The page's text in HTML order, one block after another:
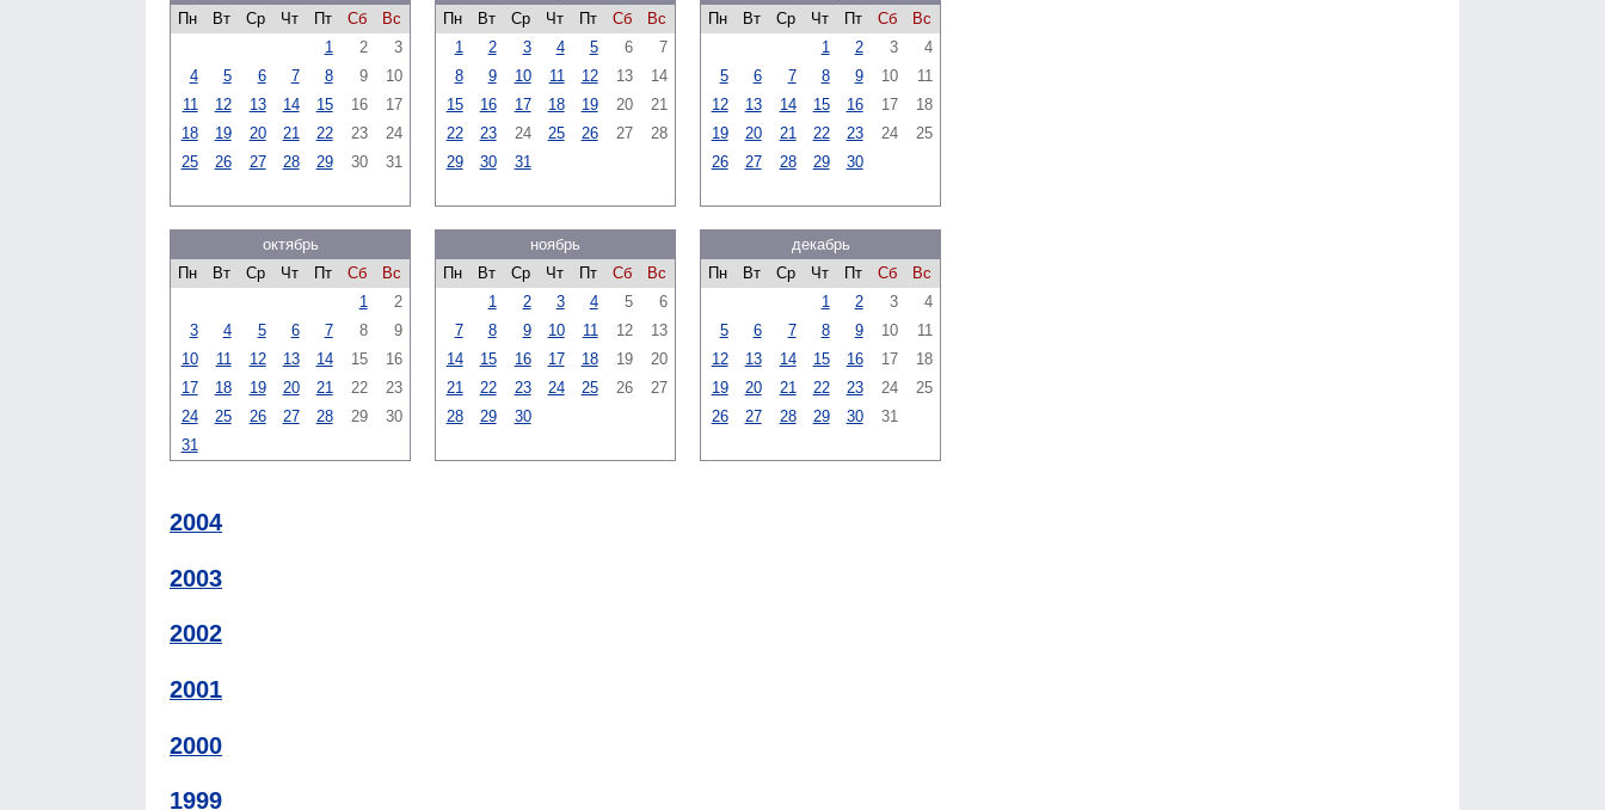
Пн
Вт Ср Чт Пт Сб
Вс
1
2
3
4
5 6 7 8 9
10
11
12 13 14 15 16
17
18
19 20 21 22 23
24
25
26 27 28 29 30 31
Пн
Вт Ср Чт Пт Сб
Вс
1
2 3 4 5 6
7
8
9 10 11 12 13
14
15
16 17 18 19 20
21
22
23 24 25 26 27
28
29
30 31
Пн
Вт Ср Чт Пт Сб
Вс
1
2 3
4
5
6 7 8 9 10
11
12
13 14 15 16 17
18
19
20 21 22 23 24
25
26
27 28 29 30
октябрь
Пн
Вт Ср Чт Пт Сб
Вс
1
2
3
4 5 6 7 8
9
10
11 12 13 14 15
16
17
18 19 20 21 22
23
24
25 26 27 28 29
30
31
ноябрь
Пн
Вт Ср Чт Пт Сб
Вс
1
2 3 4 5
6
7
8 9 10 11 12
13
14
15 16 17 18 19
20
21
22 23 24 25 26
27
28
29 30
декабрь
Пн
Вт Ср Чт Пт Сб
Вс
1
2 3
4
5
6 7 8 9 10
11
12
13 14 15 16 17
18
19
20 21 22 23 24
25
26
27 28 29 30 31
2004
2003
2002
2001
2000
1999